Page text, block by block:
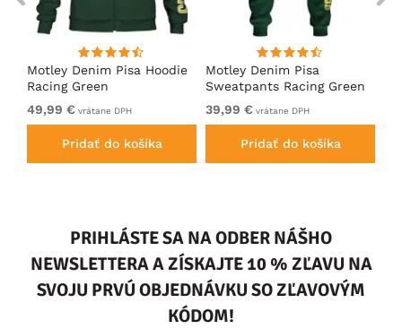
Motley Denim Pisa Hoodie
Racing Green
49,99 € vrátane DPH
Pridať do košíka
Motley Denim Pisa
Sweatpants Racing Green
39,99 € vrátane DPH
Pridať do košíka
PRIHLÁSTE SA NA ODBER NÁŠHO
NEWSLETTERA A ZÍSKAJTE 10 % ZĽAVU NA
SVOJU PRVÚ OBJEDNÁVKU SO ZĽAVOVÝM
KÓDOM!